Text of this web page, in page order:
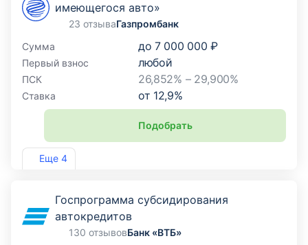
Еще 4
имеющегося авто»
23 отзываГазпромбанк
Сумма
до 7 000 000 ₽
Первый взнос любой
ПСК 26,852% – 29,900%
Ставка от 12,9%
Подобрать
Лиц. №354
Госпрограмма субсидирования
автокредитов
130 отзывовБанк «ВТБ»